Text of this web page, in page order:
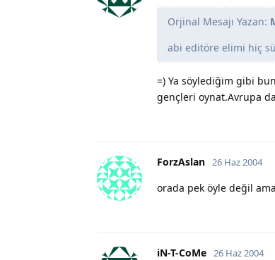
Orjinal Mesajı Yazan:
abi editöre elimi hiç
=) Ya söylediğim gibi
gençleri oynat.Avrupa
ForzAslan 26 Haz 2004
orada pek öyle değil
iN-T-CoMe 26 Haz 2004